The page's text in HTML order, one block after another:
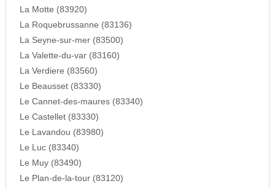
La Motte (83920)
La Roquebrussanne (83136)
La Seyne-sur-mer (83500)
La Valette-du-var (83160)
La Verdiere (83560)
Le Beausset (83330)
Le Cannet-des-maures (83340)
Le Castellet (83330)
Le Lavandou (83980)
Le Luc (83340)
Le Muy (83490)
Le Plan-de-la-tour (83120)